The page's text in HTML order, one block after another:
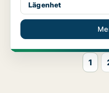
Lägenhet
1